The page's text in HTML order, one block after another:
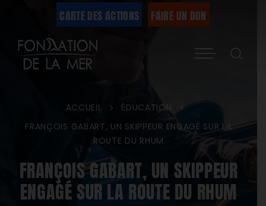
CARTE DES ACTIONS FAIRE UN DON
ACCUEIL > ÉDUCATION
>
FRANÇOIS GABART, UN SKIPPEUR ENGAGÉ SUR LA
ROUTE DU RHUM
FRANÇOIS GABART, UN SKIPPEUR
ENGAGÉ SUR LA ROUTE DU RHUM